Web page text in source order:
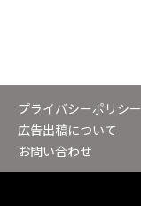
プライバシーポリシー
広告出稿について
お問い合わせ